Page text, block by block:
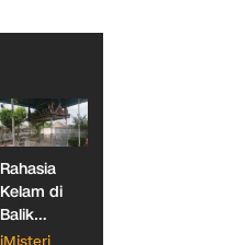
Rahasia
Kelam di
Balik
Makam